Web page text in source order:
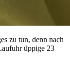
zu tun, denn nach
üppige 23